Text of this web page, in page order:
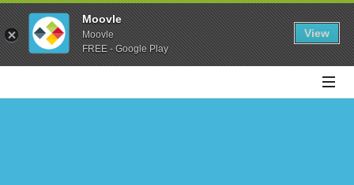
Moovle
Moovle
FREE - Google Play
View